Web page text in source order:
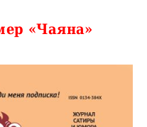
«Чаяна»